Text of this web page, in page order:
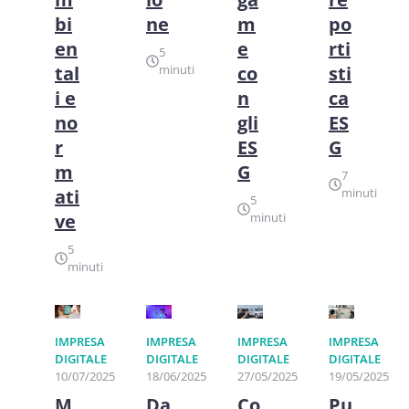
bi
en
tal
i e
no
r
m
ati
ve
5
minuti
ne
5
minuti
m
e
co
n
gli
ES
G
5
minuti
po
rti
sti
ca
ES
G
7
minuti
IMPRESA
DIGITALE
10/07/2025
IMPRESA
DIGITALE
18/06/2025
IMPRESA
DIGITALE
27/05/2025
IMPRESA
DIGITALE
19/05/2025